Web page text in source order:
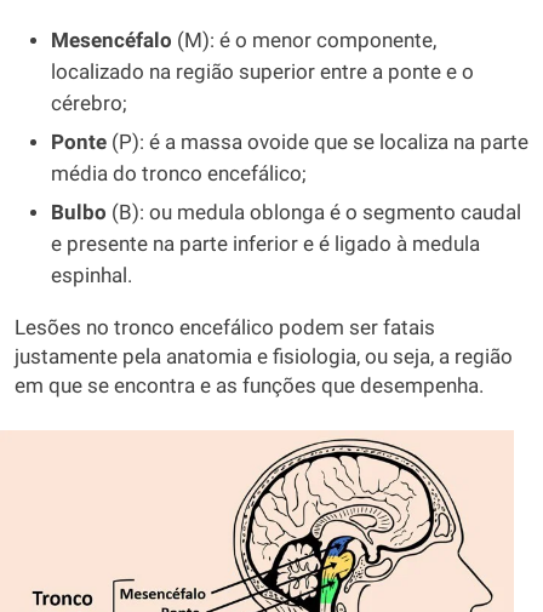
Mesencéfalo (M): é o menor componente,
localizado na região superior entre a ponte e o
cérebro;
Ponte (P): é a massa ovoide que se localiza na parte
média do tronco encefálico;
Bulbo (B): ou medula oblonga é o segmento caudal
e presente na parte inferior e é ligado à medula
espinhal.
Lesões no tronco encefálico podem ser fatais
justamente pela anatomia e fisiologia, ou seja, a região
em que se encontra e as funções que desempenha.